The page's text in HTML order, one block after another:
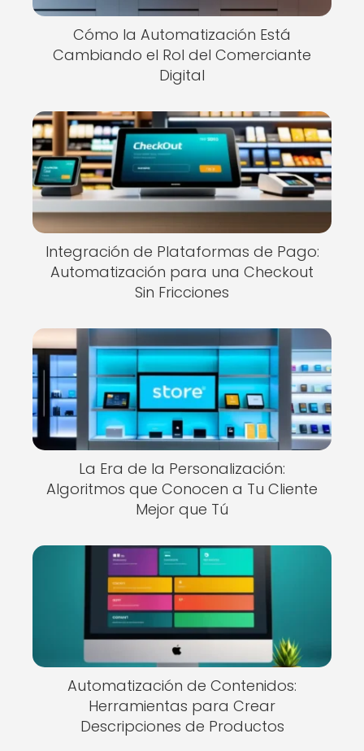
Cómo la Automatización Está
Cambiando el Rol del Comerciante
Digital
Integración de Plataformas de Pago:
Automatización para una Checkout
Sin Fricciones
La Era de la Personalización:
Algoritmos que Conocen a Tu Cliente
Mejor que Tú
Automatización de Contenidos:
Herramientas para Crear
Descripciones de Productos